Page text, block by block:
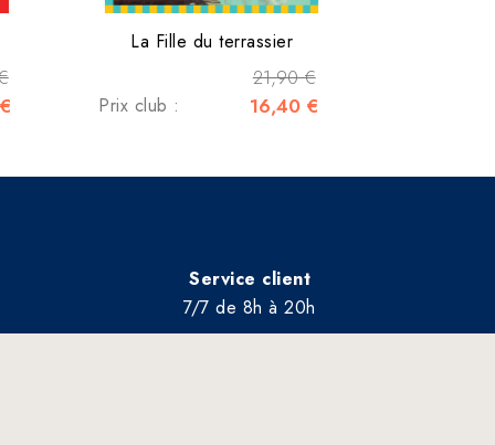
La Fille du terrassier
21,90 €
Prix club : 16,40 €
Service client
7/7 de 8h à 20h